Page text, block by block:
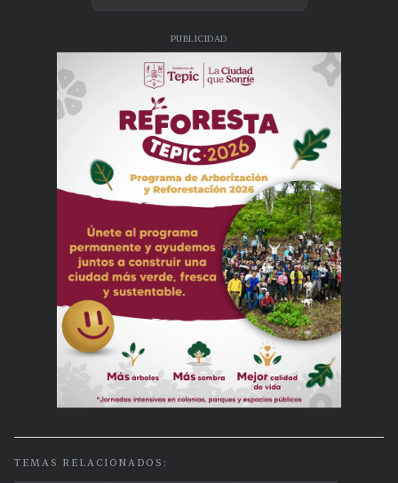
PUBLICIDAD
TEMAS RELACIONADOS: